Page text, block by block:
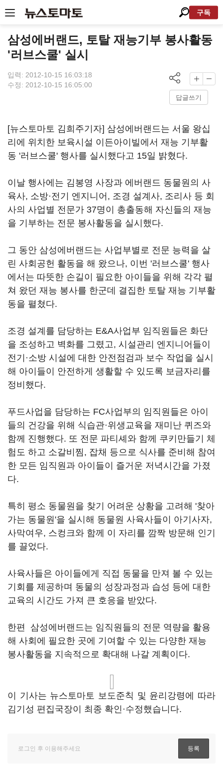
구독
삼성에버랜드, 토탈 재능기부 봉사활동
'러브스쿨' 실시
입력: 2012-10-15 16:03:18
수정: 2012-10-15 16:05:00
답글쓰기
[뉴스토마토 김희주기자] 삼성에버랜드는 서울 왕십
리에 위치한 보육시설 이든아이빌에서 재능 기부활
동 '러브스쿨' 행사를 실시했다고 15일 밝혔다.
이날 행사에는 김봉영 사장과 에버랜드 동물원의 사
육사, 소방·전기 엔지니어, 조경 설계사, 조리사 등 회
사의 사업별 전문가 37명이 총출동해 자신들의 재능
을 기부하는 전문 봉사활동을 실시했다.
그 동안 삼성에버랜드는 사업부별로 전문 능력을 살
린 사회공헌 활동을 해 왔으나, 이번 '러브스쿨' 행사
에서는 따뜻한 손길이 필요한 아이들을 위해 각각 펼
쳐 왔던 재능 봉사를 한군데 결집한 토탈 재능 기부활
동을 펼쳤다.
조경 설계를 담당하는 E&A사업부 임직원들은 화단
을 조성하고 벽화를 그렸고, 시설관리 엔지니어들이
전기·소방 시설에 대한 안전점검과 보수 작업을 실시
해 아이들이 안전하게 생활할 수 있도록 보금자리를
정비했다.
푸드사업을 담당하는 FC사업부의 임직원들은 아이
들의 건강을 위해 식습관·위생교육을 재미난 퀴즈와
함께 진행했다. 또 전문 파티셰와 함께 쿠키만들기 체
험도 하고 소갈비찜, 잡채 등으로 식사를 준비해 참여
한 모든 임직원과 아이들이 즐거운 저녁시간을 가졌
다.
특히 평소 동물원을 찾기 어려운 상황을 고려해 '찾아
가는 동물원'을 실시해 동물원 사육사들이 아기사자,
사막여우, 스컹크와 함께 이 자리를 깜짝 방문해 인기
를 끌었다.
사육사들은 아이들에게 직접 동물을 만져 볼 수 있는
기회를 제공하며 동물의 성장과정과 습성 등에 대한
교육의 시간도 가져 큰 호응을 받았다.
한편 삼성에버랜드는 임직원들의 전문 역량을 활용
해 사회에 필요한 곳에 기여할 수 있는 다양한 재능
봉사활동을 지속적으로 확대해 나갈 계획이다.
이 기사는 뉴스토마토 보도준칙 및 윤리강령에 따라
김기성 편집국장이 최종 확인·수정했습니다.